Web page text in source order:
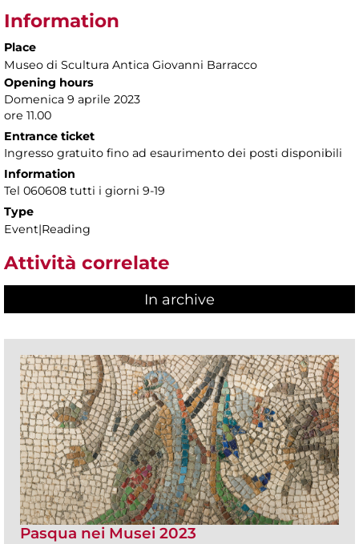
Information
Place
Museo di Scultura Antica Giovanni Barracco
Opening hours
Domenica 9 aprile 2023
ore 11.00
Entrance ticket
Ingresso gratuito fino ad esaurimento dei posti disponibili
Information
Tel 060608 tutti i giorni 9-19
Type
Event|Reading
Attività correlate
In archive
Pasqua nei Musei 2023